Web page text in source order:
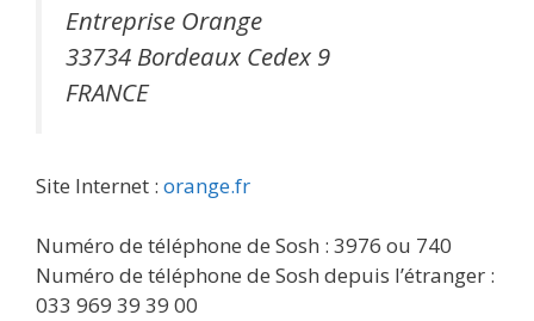
Entreprise Orange
33734 Bordeaux Cedex 9
FRANCE
Site Internet : orange.fr
Numéro de téléphone de Sosh : 3976 ou 740
Numéro de téléphone de Sosh depuis l’étranger :
033 969 39 39 00